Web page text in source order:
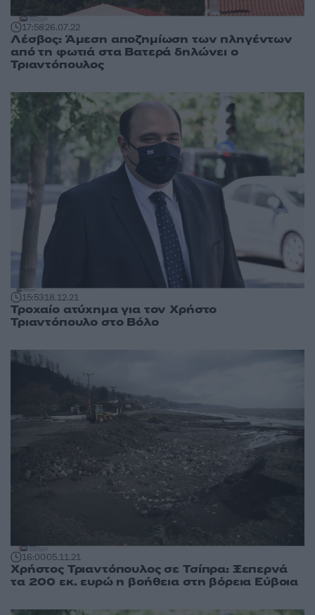
17:5826.07.22
Λέσβος: Άμεση αποζημίωση των πληγέντων
από τη φωτιά στα Βατερά δηλώνει ο
Τριαντόπουλος
15:5318.12.21
Τροχαίο ατύχημα για τον Χρήστο
Τριαντόπουλο στο Βόλο
16:0005.11.21
Χρήστος Τριαντόπουλος σε Τσίπρα: Ξεπερνά
τα 200 εκ. ευρώ η βοήθεια στη βόρεια Εύβοια